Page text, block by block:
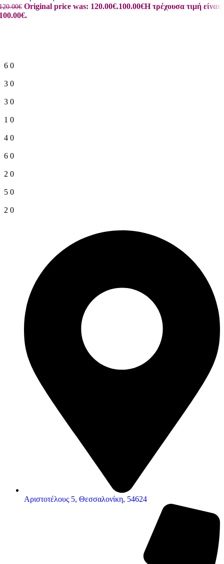
€ Original price was: 120.00€.100.00€Η τρέχουσα τιμή είναι:
6 0
3 0
3 0
1 0
4 0
6 0
2 0
5 0
2 0
Αριστοτέλους 5, Θεσσαλονίκη, 54624